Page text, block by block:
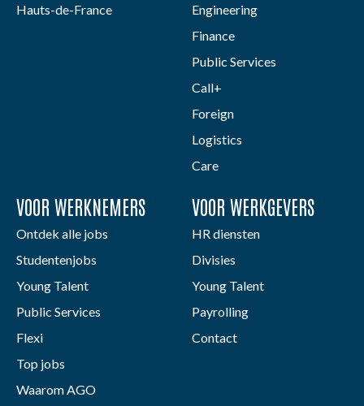
Hauts-de-France
Engineering
Finance
Public Services
Call+
Foreign
Logistics
Care
VOOR WERKNEMERS
Ontdek alle jobs
Studentenjobs
Young Talent
Public Services
Flexi
Top jobs
Waarom AGO
VOOR WERKGEVERS
HR diensten
Divisies
Young Talent
Payrolling
Contact